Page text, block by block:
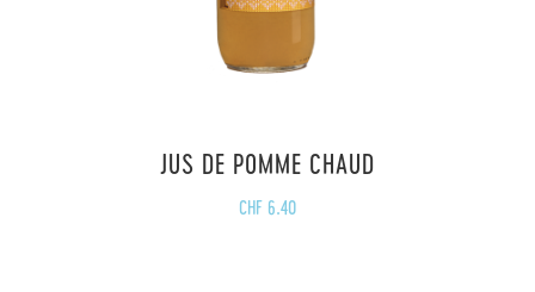
JUS DE POMME CHAUD
CHF6.40